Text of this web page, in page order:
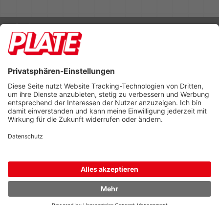
Rufen Sie uns an 04298 401-0
Lieferbedingungen Impressum
Footer anzeigen
PLATE Büromaterial Vertriebs GmbH
Hilligenwarf 5
entwicklung: decoit